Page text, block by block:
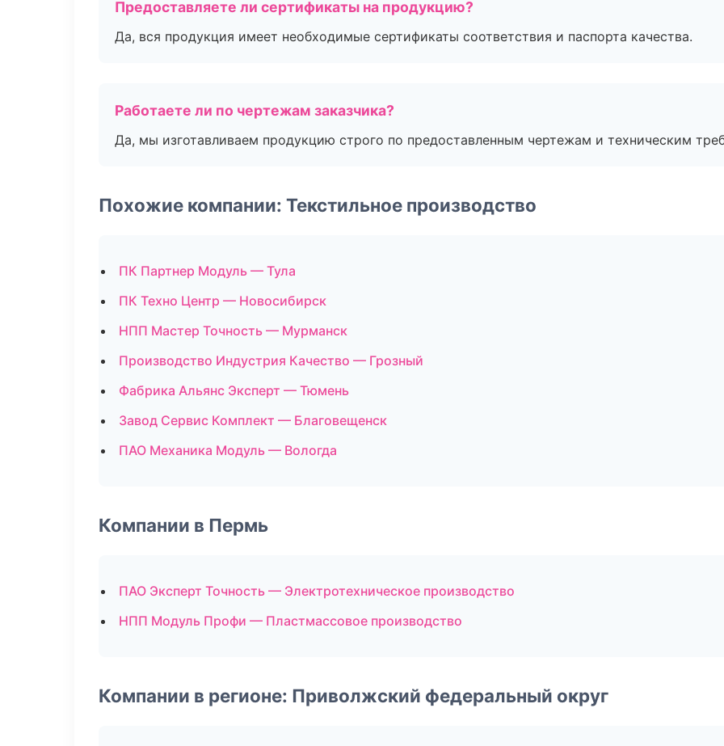
Предоставляете ли сертификаты на продукцию?
Да, вся продукция имеет необходимые сертификаты соответствия и паспорта качества.
Работаете ли по чертежам заказчика?
Да, мы изготавливаем продукцию строго по предоставленным чертежам и техническим
Похожие компании: Текстильное производство
ПК Партнер Модуль — Тула
ПК Техно Центр — Новосибирск
НПП Мастер Точность — Мурманск
Производство Индустрия Качество — Грозный
Фабрика Альянс Эксперт — Тюмень
Завод Сервис Комплект — Благовещенск
ПАО Механика Модуль — Вологда
Компании в Пермь
ПАО Эксперт Точность — Электротехническое производство
НПП Модуль Профи — Пластмассовое производство
Компании в регионе: Приволжский федеральный округ